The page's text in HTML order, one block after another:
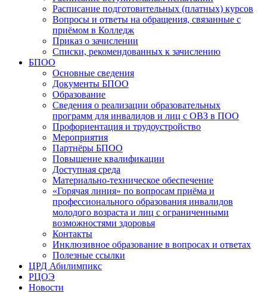
Расписание подготовительных (платных) курсов
Вопросы и ответы на обращения, связанные с
приёмом в Колледж
Приказ о зачислении
Списки, рекомендованных к зачислению
БПОО
Основные сведения
Документы БПОО
Образование
Сведения о реализации образовательных
программ для инвалидов и лиц с ОВЗ в ПОО
Профориентация и трудоустройство
Мероприятия
Партнёры БПОО
Повышение квалификации
Доступная среда
Материально-техническое обеспечение
«Горячая линия» по вопросам приёма и
профессионального образования инвалидов
молодого возраста и лиц с ограниченными
возможностями здоровья
Контакты
Инклюзивное образование в вопросах и ответах
Полезные ссылки
ЦРД Абилимпикс
РЦОЭ
Новости